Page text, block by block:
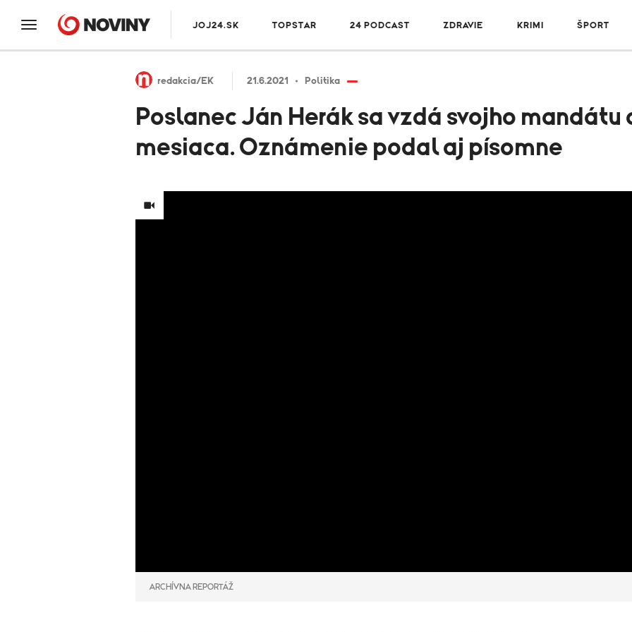
JOJ24.SK TOPSTAR 24 PODCAST ZDRAVIE KRIMI ŠPORT
redakcia/EK 21.6.2021 Politika
Poslanec Ján Herák sa vzdá svojho mandátu
mesiaca. Oznámenie podal aj písomne
ARCHÍVNA REPORTÁŽ